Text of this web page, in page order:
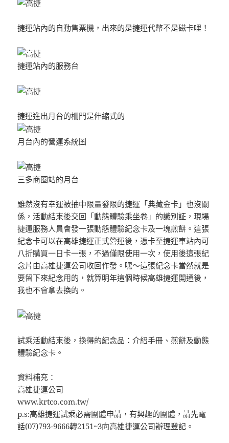
捷運站內的自動售票機，出來的是捷運代幣不是磁卡哩！
捷運站內的服務台
捷運進出月台的柵門是伸縮式的
月台內的營運系統圖
三多商圈站的月台
雖然沒有幸運被抽中限量發限的捷運「典藏金卡」也沒關
係，活動結束後交回「動態體驗乘坐卷」的識別証，現場
捷運服務人員會發一張動態體驗紀念卡及一塊煎餅。這張
紀念卡可以在高雄捷運正式營運後，憑卡至捷運車站內可
八折購買一日卡一張，不過僅限使用一次，使用後這張紀
念片由高雄捷運公司收回作發。嘿～這張紀念卡當然就是
要留下來紀念用的，就算明年這個時候高雄捷運開通後，
我也不會拿去換的。
試乘活動結束後，換得的紀念品：介紹手冊、煎餅及動態
體驗紀念卡。
資料補充：
高雄捷運公司
www.krtco.com.tw/
p.s:高雄捷運試乘必需團體申請，有興趣的團體，請先電
話(07)793-9666轉2151~3向高雄捷運公司辦理登記。